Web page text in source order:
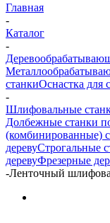
Главная
-
Каталог
-
станкиОснастка для
-
Шлифовальные
Долбежные станки
(комбинированные)
деревуСтрогальные
деревуФрезерные
-Ленточный